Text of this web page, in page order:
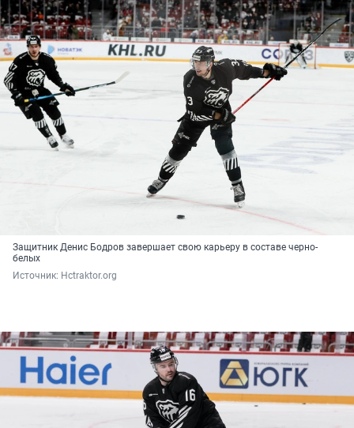
Защитник Денис Бодров завершает свою карьеру в составе черно-
белых
Источник: Hctraktor.org